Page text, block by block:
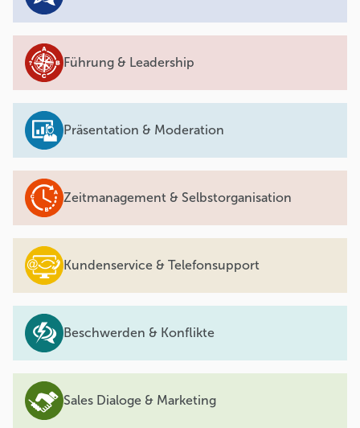
Führung & Leadership
Präsentation & Moderation
Zeitmanagement & Selbstorganisation
Kundenservice & Telefonsupport
Beschwerden & Konflikte
Sales Dialoge & Marketing